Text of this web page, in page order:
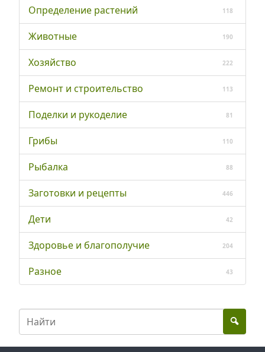
Определение растений 118
Животные 190
Хозяйство 222
Ремонт и строительство 113
Поделки и рукоделие 81
Грибы 110
Рыбалка 88
Заготовки и рецепты 446
Дети 42
Здоровье и благополучие 204
Разное 43